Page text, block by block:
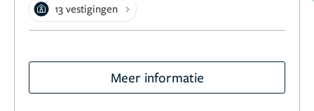
13 vestigingen
Meer informatie